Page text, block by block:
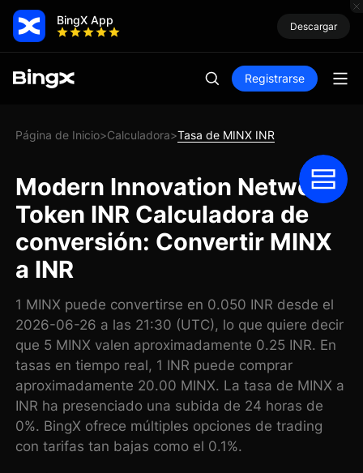
BingX App Descargar
Registrarse
Página de Inicio>Calculadora>Tasa de MINX INR
Modern Innovation Network
Token INR Calculadora de
conversión: Convertir MINX
a INR
1 MINX puede convertirse en 0.050 INR desde el
2026-06-26 a las 21:30 (UTC), lo que quiere decir
que 5 MINX valen aproximadamente 0.25 INR. En
tasas en tiempo real, 1 INR puede comprar
aproximadamente 20.00 MINX. La tasa de MINX a
INR ha presenciado una subida de 24 horas de
0%. BingX ofrece múltiples opciones de trading
con tarifas tan bajas como el 0.1%.